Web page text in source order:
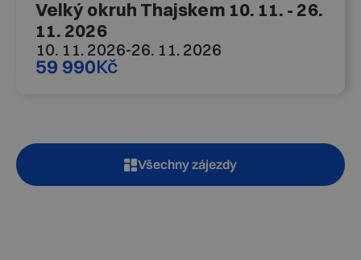
Velký okruh Thajskem 10. 11. - 26.
11. 2026
10. 11. 2026-26. 11. 2026
59 990Kč
Všechny zájezdy